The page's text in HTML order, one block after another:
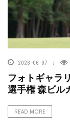
2026-06-07
フォトギャラ
選手権 森ビル
READ MORE